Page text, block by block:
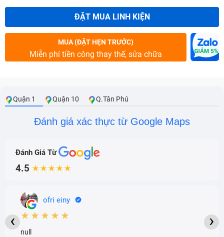
ĐẶT MUA LINH KIỆN
MUA (ĐẶT HẸN TRƯỚC)
Miễn phí tiền công thay thế, sửa chữa
Quận 1 Quận 10 Q.Tân Phú
Đánh giá xác thực từ Google Maps
Đánh Giá Từ
4.5 ★★★★★
ofri einy
★★★★★
null
‹ ›